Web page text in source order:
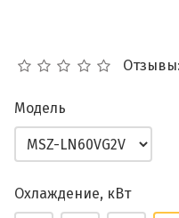
Модель
Охлаждение, кВт